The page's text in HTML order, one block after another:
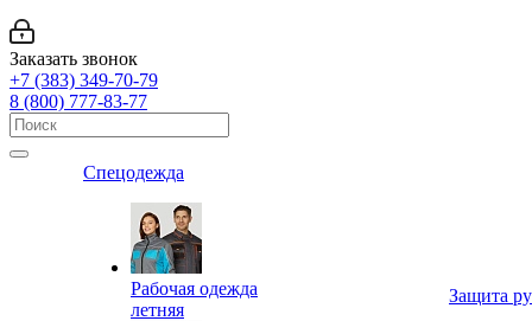
Заказать звонок
+7 (383) 349-70-79
8 (800) 777-83-77
Спецодежда
Рабочая одежда
летняя
Защита